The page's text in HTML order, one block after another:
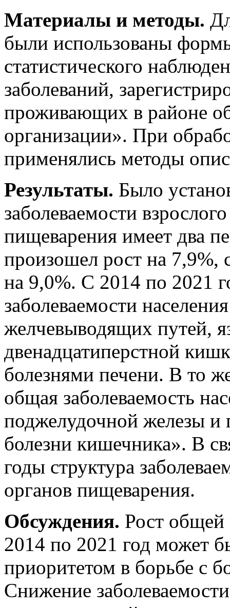
Материалы и методы.
были использованы
статистического
заболеваний,
проживающих в районе
организации». При
применялись методы
Результаты. Было
заболеваемости
пищеварения имеет два
произошел рост на 7,9%,
на 9,0%. С 2014 по 2021
заболеваемости
желчевыводящих путей,
двенадцатиперстной
болезнями печени. В то
общая заболеваемость
поджелудочной железы и
болезни кишечника». В
годы структура
органов пищеварения.
Обсуждения. Рост общей
2014 по 2021 год может
приоритетом в борьбе с
Снижение